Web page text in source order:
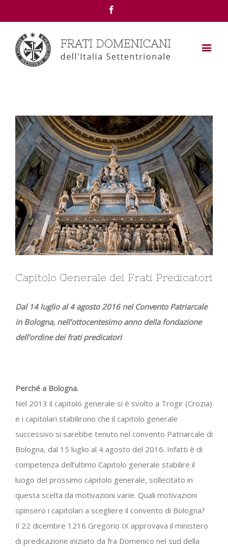
View
Larger
Image
Capitolo Generale dei Frati Predicatori
Dal 14 luglio al 4 agosto 2016 nel Convento Patriarcale
in Bologna, nell’ottocentesimo anno della fondazione
dell’ordine dei frati predicatori
Perché a Bologna.
Nel 2013 il capitolo generale si è svolto a Trogir (Crozia)
e i capitolari stabilirono che il capitolo generale
successivo si sarebbe tenuto nel convento Patriarcale di
Bologna, dal 15 luglio al 4 agosto del 2016. Infatti è di
competenza dell’ultimo Capitolo generale stabilire il
luogo del prossimo capitolo generale, sollecitato in
questa scelta da motivazioni varie. Quali motivazioni
spinsero i capitolari a scegliere il convento di Bologna?
Il 22 dicembre 1216 Gregorio IX approvava il ministero
di predicazione iniziato da fra Domenico nel sud della